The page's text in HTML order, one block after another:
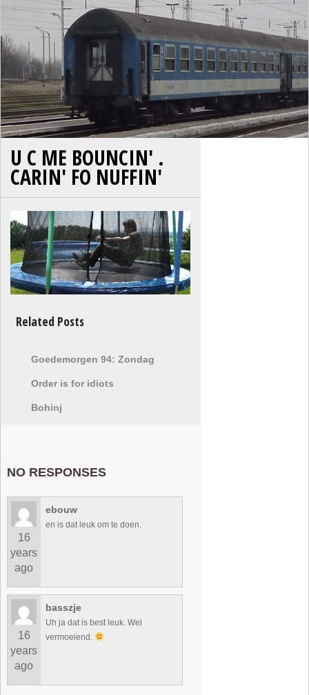
U C ME BOUNCIN' .
CARIN' FO NUFFIN'
Related Posts
Goedemorgen 94: Zondag
Order is for idiots
Bohinj
NO RESPONSES
16
years
ago
ebouw
en is dat leuk om te doen.
16
years
ago
basszje
Uh ja dat is best leuk. Wel
vermoeiend.